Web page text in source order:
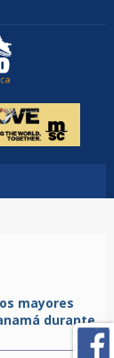
mayores
durante